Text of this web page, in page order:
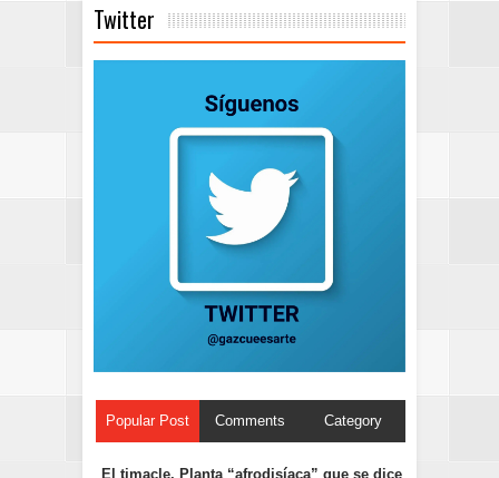
Twitter
Popular Post Comments Category
El timacle. Planta “afrodisíaca” que se dice